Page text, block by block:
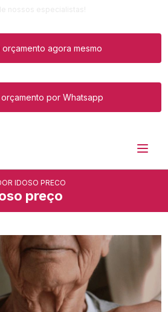
orçamento agora mesmo
por Whatsapp
IDOSO PRECO
preço